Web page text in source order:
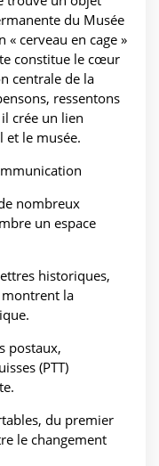
du Musée
cerveau en cage »
constitue le cœur
centrale de la
ressentons
crée un lien
et le musée.
nombreux
un espace
historiques,
montrent la
postaux,
(PTT)
du premier
le changement